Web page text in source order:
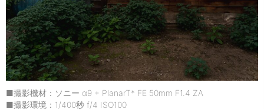
■撮影機材：ソニー α9 + PlanarT* FE 50mm F1.4 ZA
■撮影環境：1/400秒 f/4 ISO100